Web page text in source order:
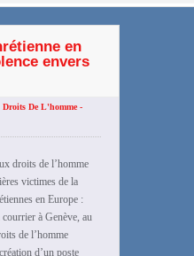
en
envers
Droits De L'homme -
droits de l’homme
victimes de la
en Europe :
à Genève, au
de l’homme
d’un poste